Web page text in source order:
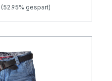
(52.95% gespart)